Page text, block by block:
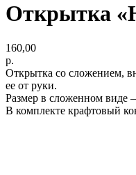
Открытка
160,00
р.
Открытка со сложением,
ее от руки.
Размер в сложенном виде
В комплекте крафтовый